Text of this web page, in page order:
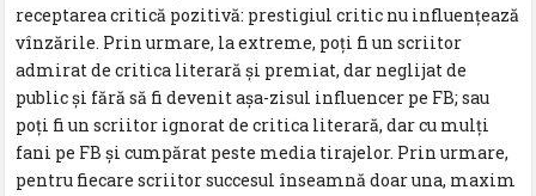
receptarea critică pozitivă: prestigiul critic nu influenţează
vînzările. Prin urmare, la extreme, poţi fi un scriitor
admirat de critica literară şi premiat, dar neglijat de
public şi fără să fi devenit aşa-zisul influencer pe FB; sau
poţi fi un scriitor ignorat de critica literară, dar cu mulţi
fani pe FB şi cumpărat peste media tirajelor. Prin urmare,
pentru fiecare scriitor succesul înseamnă doar una, maxim